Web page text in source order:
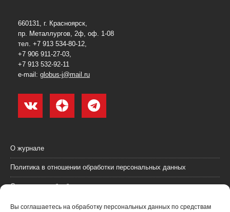
Вы соглашаетесь на обработку персональных данных по средствам
660131, г. Красноярск,
пр. Металлургов, 2ф, оф. 1-08
тел. +7 913 534-80-12,
+7 906 911-27-03,
+7 913 532-92-11
e-mail: globus-j@mail.ru
О журнале
Политика в отношении обработки персональных данных
Согласие на обработку персональных данных
Пользовательское соглашение (оферта)